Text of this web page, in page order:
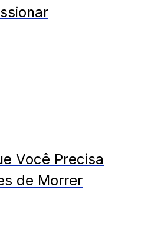
Você Precisa
de Morrer